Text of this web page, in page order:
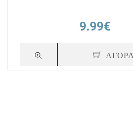
9.99€
ΑΓΟΡΑ